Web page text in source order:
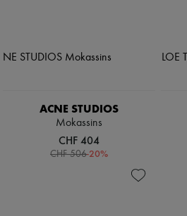
ACNE STUDIOS
Mokassins
CHF 404
CHF 506-20%